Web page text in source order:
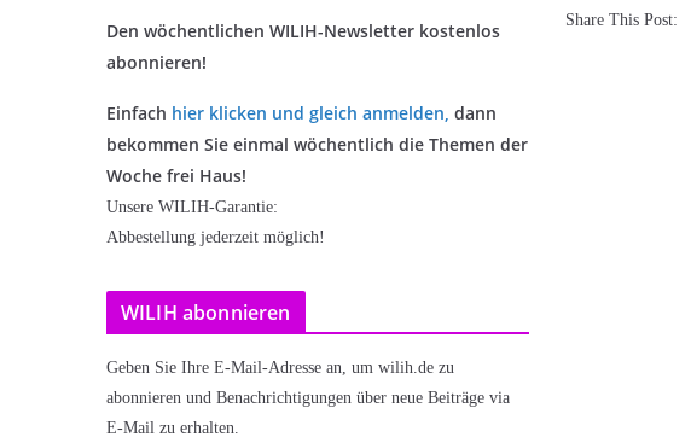
Share This Post:
Den wöchentlichen WILIH-Newsletter kostenlos
abonnieren!
Einfach hier klicken und gleich anmelden, dann
bekommen Sie einmal wöchentlich die Themen der
Woche frei Haus!
Unsere WILIH-Garantie:
Abbestellung jederzeit möglich!
WILIH abonnieren
Geben Sie Ihre E-Mail-Adresse an, um wilih.de zu
abonnieren und Benachrichtigungen über neue Beiträge via
E-Mail zu erhalten.